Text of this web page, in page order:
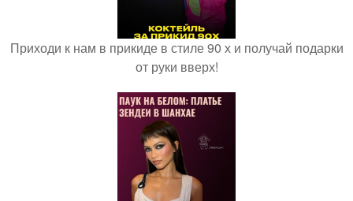
Приходи к нам в прикиде в стиле 90 х и получай подарки
от руки вверх!